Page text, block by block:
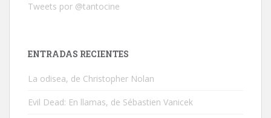
Tweets por @tantocine
ENTRADAS RECIENTES
La odisea, de Christopher Nolan
Evil Dead: En llamas, de Sébastien Vanicek